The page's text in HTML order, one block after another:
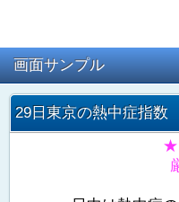
画面サンプル
29日東京の熱中症指数